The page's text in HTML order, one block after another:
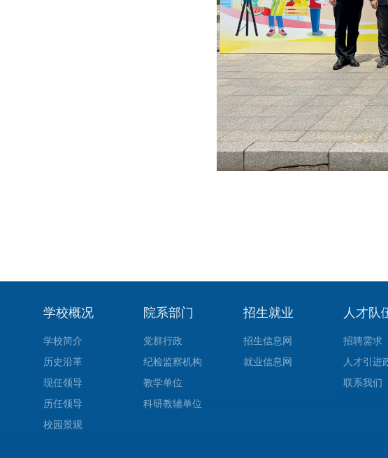
学校概况
学校简介
历史沿革
现任领导
历任领导
校园景观
院系部门
党群行政
纪检监察机构
教学单位
科研教辅单位
招生就业
招生信息网
就业信息网
人才队
招聘需求
人才引进
联系我们